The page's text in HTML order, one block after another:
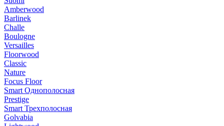
Amberwood
Barlinek
Challe
Boulogne
Versailles
Floorwood
Classic
Nature
Focus Floor
Smart Однополосная
Prestige
Smart Трехполосная
Golvabia